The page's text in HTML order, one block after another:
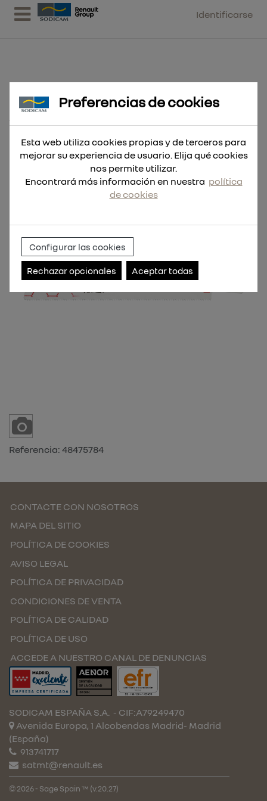
Identificarse
Hoja Sable THE TORCH™ 150mm
18Tpi - 5uds
Referencia: 48475784
CONTACTE CON NOSOTROS
MAPA DEL SITIO
POLÍTICA DE COOKIES
AVISO LEGAL
POLÍTICA DE PRIVACIDAD
CONDICIONES DE VENTA
POLÍTICA DE CALIDAD
POLÍTICA DE USO
ACCEDE A NUESTRO CANAL DE DENUNCIAS
SODICAM ESPAÑA S.A. - CIF:A79249470
Avenida Europa, 1 Alcobendas Madrid- Madrid
(España)
913741717
satmt@renault.es
© 2026 - Sage Spain ™ (v.20.27)
Preferencias de cookies
Esta web utiliza cookies propias y de terceros para
mejorar su experiencia de usuario. Elija qué cookies
nos permite utilizar.
Encontrará más información en nuestra política
de cookies
Configurar las cookies
Rechazar opcionales Aceptar todas